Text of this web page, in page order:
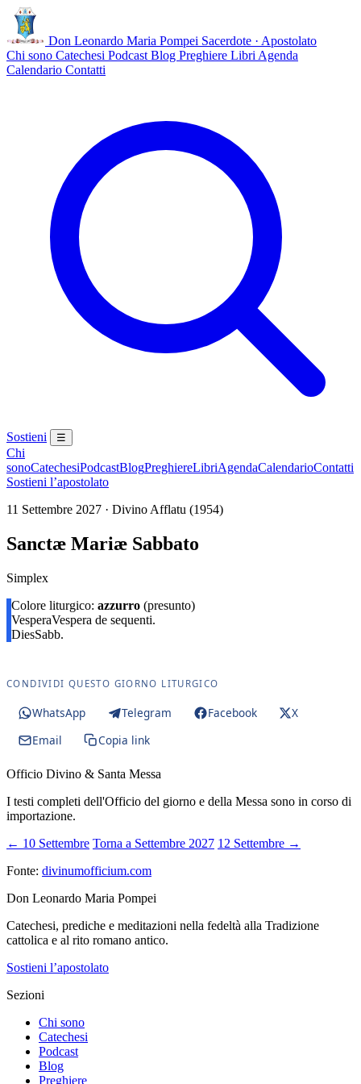
Don Leonardo Maria Pompei Sacerdote · Apostolato
Chi sono Catechesi Podcast Blog Preghiere Libri Agenda
Calendario Contatti
Sostieni ☰
Chi
sonoCatechesiPodcastBlogPreghiereLibriAgendaCalendarioContatti
Sostieni l’apostolato
11 Settembre 2027 · Divino Afflatu (1954)
Sanctæ Mariæ Sabbato
Simplex
Colore liturgico: azzurro (presunto)
VesperaVespera de sequenti.
DiesSabb.
CONDIVIDI QUESTO GIORNO LITURGICO
WhatsApp Telegram Facebook
X
Email
Copia link
Officio Divino & Santa Messa
I testi completi dell'Officio del giorno e della Messa sono in corso di
importazione.
← 10 Settembre Torna a Settembre 2027 12 Settembre →
Fonte: divinumofficium.com
Don Leonardo Maria Pompei
Catechesi, prediche e meditazioni nella fedeltà alla Tradizione
cattolica e al rito romano antico.
Sostieni l’apostolato
Sezioni
Chi sono
Catechesi
Podcast
Blog
Preghiere